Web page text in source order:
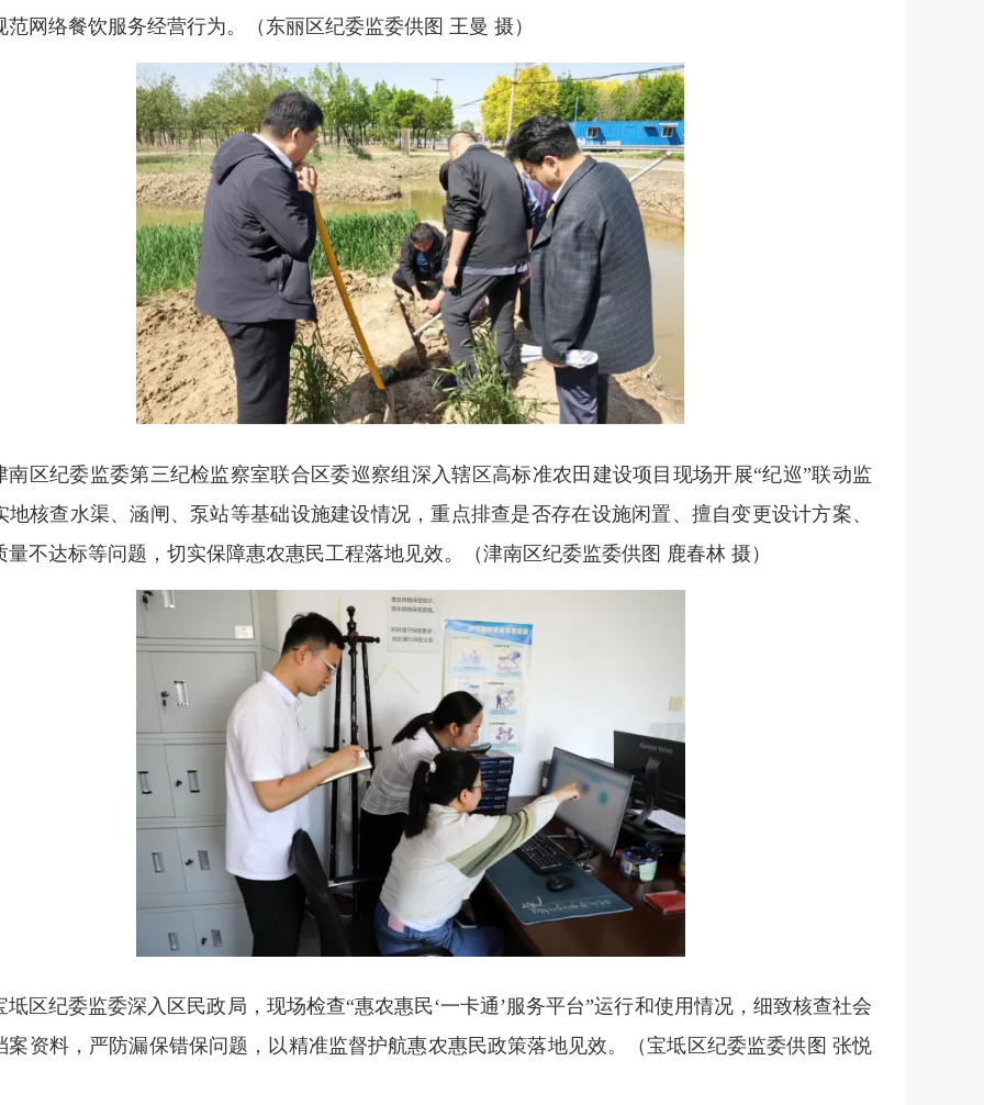
范网络餐饮服务经营行为。
（东丽区纪委监委供图 王曼 摄）
南区纪委监委第三纪检监察室联合区委巡察组深入辖区高标准农田建设项目现场开展“纪巡”联动监
地核查水渠、涵闸、泵站等基础设施建设情况，重点排查是否存在设施闲置、擅自变更设计方案、
量不达标等问题，切实保障惠农惠民工程落地见效。
（津南区纪委监委供图 鹿春林 摄）
坻区纪委监委深入区民政局，现场检查“惠农惠民‘一卡通’服务平台”运行和使用情况，细致核查社会
案资料，严防漏保错保问题，以精准监督护航惠农惠民政策落地见效。
（宝坻区纪委监委供图 张悦